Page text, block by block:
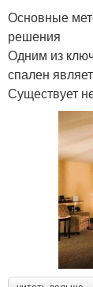
Основные
решения
Одним из
спален
Существует